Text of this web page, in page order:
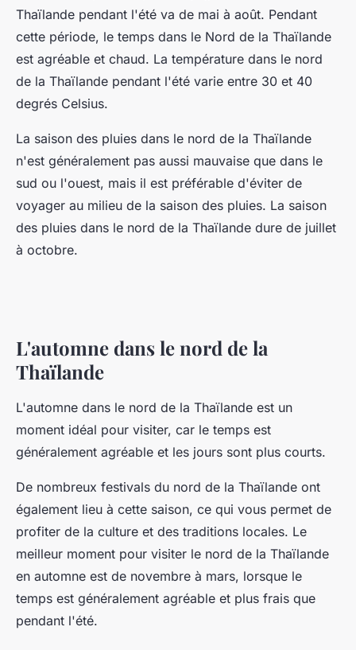
Thaïlande pendant l'été va de mai à août. Pendant
cette période, le temps dans le Nord de la Thaïlande
est agréable et chaud. La température dans le nord
de la Thaïlande pendant l'été varie entre 30 et 40
degrés Celsius.
La saison des pluies dans le nord de la Thaïlande
n'est généralement pas aussi mauvaise que dans le
sud ou l'ouest, mais il est préférable d'éviter de
voyager au milieu de la saison des pluies. La saison
des pluies dans le nord de la Thaïlande dure de juillet
à octobre.
L'automne dans le nord de la
Thaïlande
L'automne dans le nord de la Thaïlande est un
moment idéal pour visiter, car le temps est
généralement agréable et les jours sont plus courts.
De nombreux festivals du nord de la Thaïlande ont
également lieu à cette saison, ce qui vous permet de
profiter de la culture et des traditions locales. Le
meilleur moment pour visiter le nord de la Thaïlande
en automne est de novembre à mars, lorsque le
temps est généralement agréable et plus frais que
pendant l'été.